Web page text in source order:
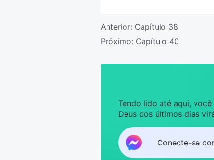
Anterior: Capítulo 38
Próximo: Capítulo 40
Tendo lido até aqui,
Deus dos últimos dias
Conecte-se